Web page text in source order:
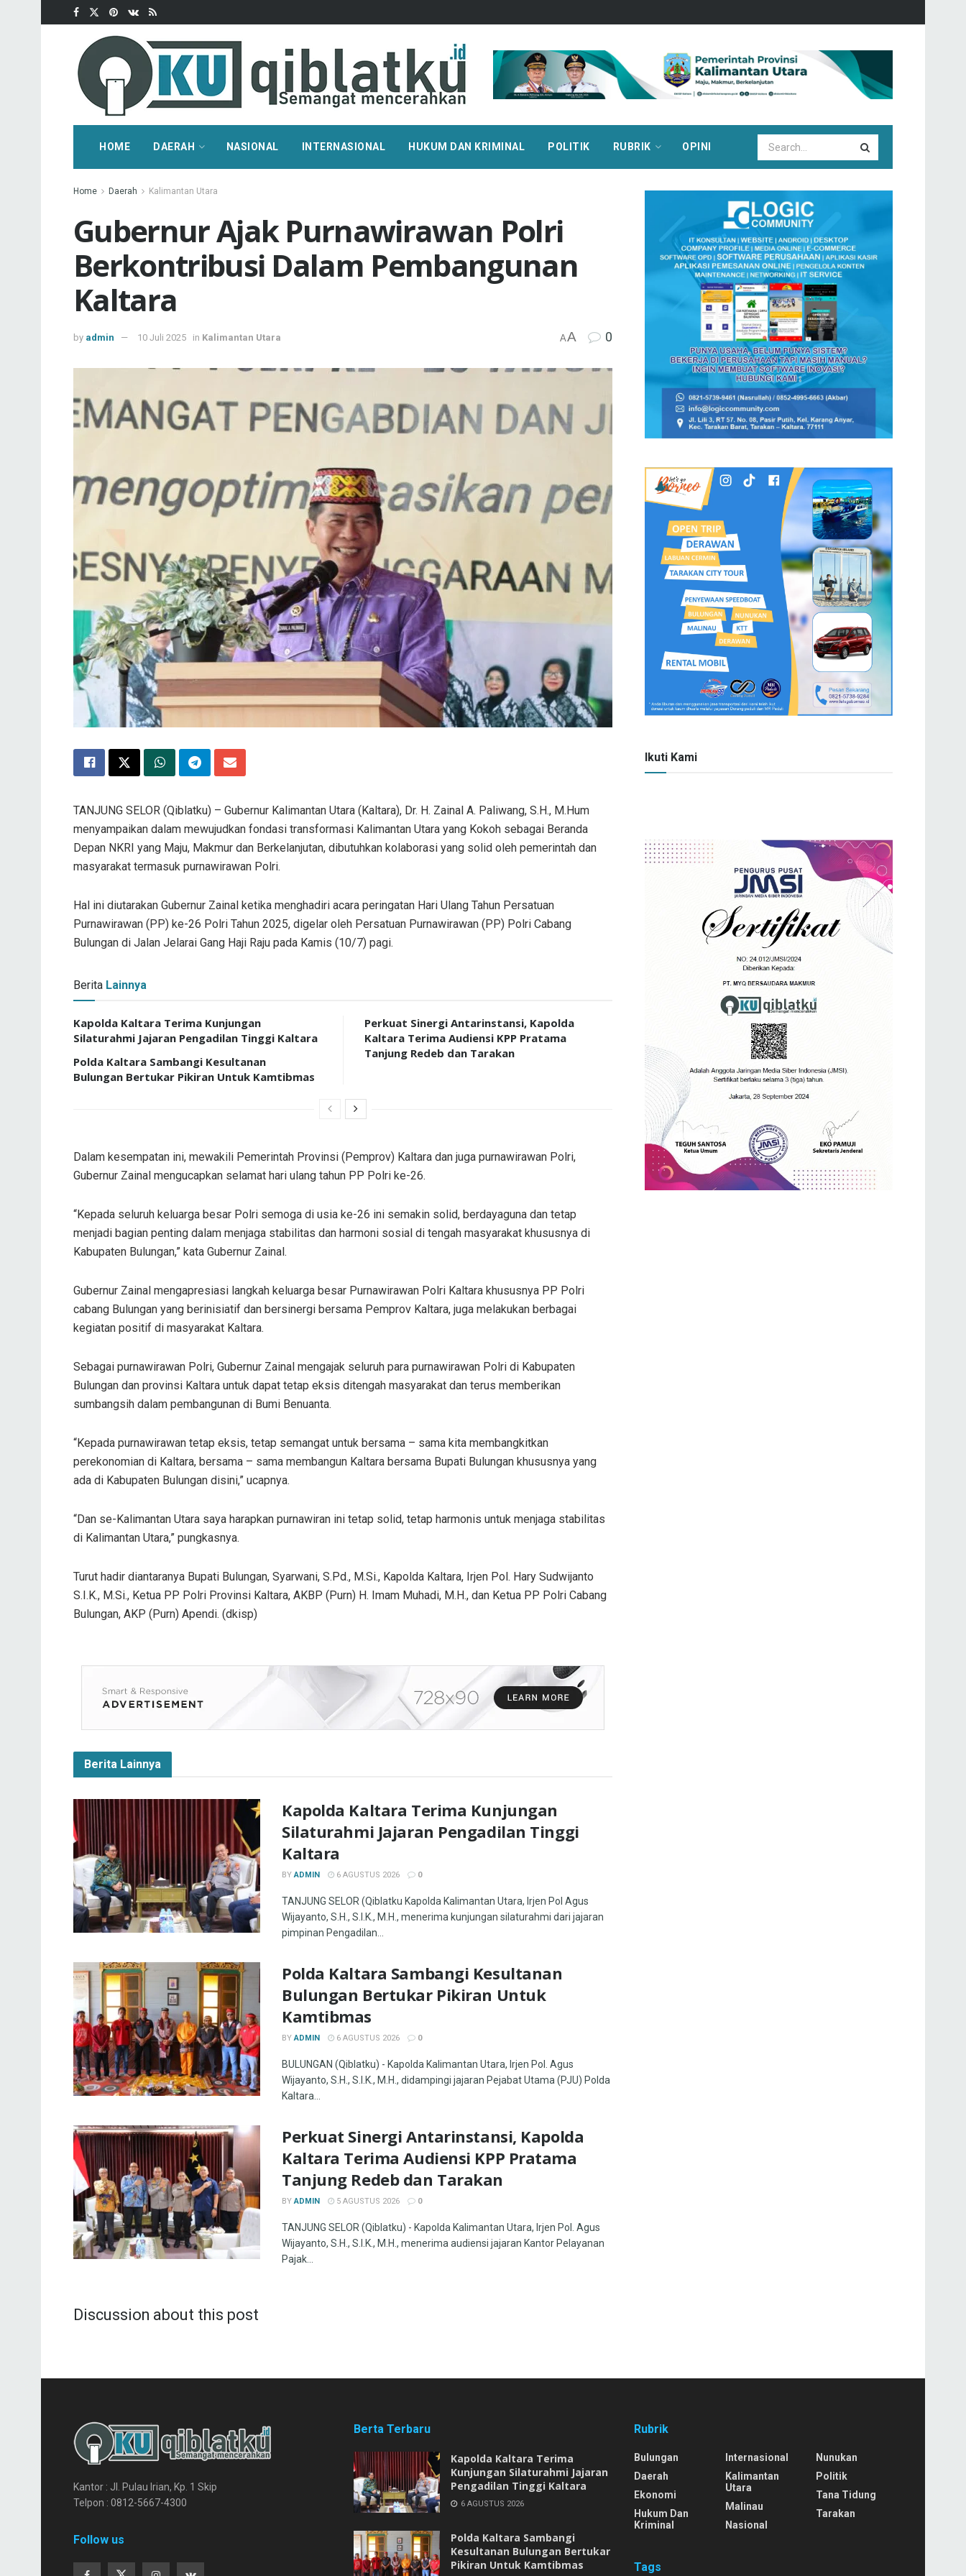
HOME DAERAH NASIONAL INTERNASIONAL HUKUM DAN KRIMINAL POLITIK RUBRIK OPINI
Home Daerah Kalimantan Utara
Gubernur Ajak Purnawirawan Polri
Berkontribusi Dalam Pembangunan
Kaltara
by admin 10 Juli 2025 in Kalimantan Utara AA 0
TANJUNG SELOR (Qiblatku) – Gubernur Kalimantan Utara (Kaltara), Dr. H. Zainal A. Paliwang, S.H., M.Hum
menyampaikan dalam mewujudkan fondasi transformasi Kalimantan Utara yang Kokoh sebagai Beranda
Depan NKRI yang Maju, Makmur dan Berkelanjutan, dibutuhkan kolaborasi yang solid oleh pemerintah dan
masyarakat termasuk purnawirawan Polri.
Hal ini diutarakan Gubernur Zainal ketika menghadiri acara peringatan Hari Ulang Tahun Persatuan
Purnawirawan (PP) ke-26 Polri Tahun 2025, digelar oleh Persatuan Purnawirawan (PP) Polri Cabang
Bulungan di Jalan Jelarai Gang Haji Raju pada Kamis (10/7) pagi.
Berita Lainnya
Kapolda Kaltara Terima Kunjungan
Silaturahmi Jajaran Pengadilan Tinggi Kaltara
Polda Kaltara Sambangi Kesultanan
Bulungan Bertukar Pikiran Untuk Kamtibmas
Perkuat Sinergi Antarinstansi, Kapolda
Kaltara Terima Audiensi KPP Pratama
Tanjung Redeb dan Tarakan
Dalam kesempatan ini, mewakili Pemerintah Provinsi (Pemprov) Kaltara dan juga purnawirawan Polri,
Gubernur Zainal mengucapkan selamat hari ulang tahun PP Polri ke-26.
“Kepada seluruh keluarga besar Polri semoga di usia ke-26 ini semakin solid, berdayaguna dan tetap
menjadi bagian penting dalam menjaga stabilitas dan harmoni sosial di tengah masyarakat khususnya di
Kabupaten Bulungan,” kata Gubernur Zainal.
Gubernur Zainal mengapresiasi langkah keluarga besar Purnawirawan Polri Kaltara khususnya PP Polri
cabang Bulungan yang berinisiatif dan bersinergi bersama Pemprov Kaltara, juga melakukan berbagai
kegiatan positif di masyarakat Kaltara.
Sebagai purnawirawan Polri, Gubernur Zainal mengajak seluruh para purnawirawan Polri di Kabupaten
Bulungan dan provinsi Kaltara untuk dapat tetap eksis ditengah masyarakat dan terus memberikan
sumbangsih dalam pembangunan di Bumi Benuanta.
“Kepada purnawirawan tetap eksis, tetap semangat untuk bersama – sama kita membangkitkan
perekonomian di Kaltara, bersama – sama membangun Kaltara bersama Bupati Bulungan khususnya yang
ada di Kabupaten Bulungan disini,” ucapnya.
“Dan se-Kalimantan Utara saya harapkan purnawiran ini tetap solid, tetap harmonis untuk menjaga stabilitas
di Kalimantan Utara,” pungkasnya.
Turut hadir diantaranya Bupati Bulungan, Syarwani, S.Pd., M.Si., Kapolda Kaltara, Irjen Pol. Hary Sudwijanto
S.I.K., M.Si., Ketua PP Polri Provinsi Kaltara, AKBP (Purn) H. Imam Muhadi, M.H., dan Ketua PP Polri Cabang
Bulungan, AKP (Purn) Apendi. (dkisp)
Berita Lainnya
Kapolda Kaltara Terima Kunjungan
Silaturahmi Jajaran Pengadilan Tinggi
Kaltara
BY ADMIN 6 AGUSTUS 2026 0
TANJUNG SELOR (Qiblatku Kapolda Kalimantan Utara, Irjen Pol Agus
Wijayanto, S.H., S.I.K., M.H., menerima kunjungan silaturahmi dari jajaran
pimpinan Pengadilan...
Polda Kaltara Sambangi Kesultanan
Bulungan Bertukar Pikiran Untuk
Kamtibmas
BY ADMIN 6 AGUSTUS 2026 0
BULUNGAN (Qiblatku) - Kapolda Kalimantan Utara, Irjen Pol. Agus
Wijayanto, S.H., S.I.K., M.H., didampingi jajaran Pejabat Utama (PJU) Polda
Kaltara...
Perkuat Sinergi Antarinstansi, Kapolda
Kaltara Terima Audiensi KPP Pratama
Tanjung Redeb dan Tarakan
BY ADMIN 5 AGUSTUS 2026 0
TANJUNG SELOR (Qiblatku) - Kapolda Kalimantan Utara, Irjen Pol. Agus
Wijayanto, S.H., S.I.K., M.H., menerima audiensi jajaran Kantor Pelayanan
Pajak...
Discussion about this post
Ikuti Kami
Kantor : Jl. Pulau Irian, Kp. 1 Skip
Telpon : 0812-5667-4300
Follow us
Berta Terbaru
Kapolda Kaltara Terima
Kunjungan Silaturahmi Jajaran
Pengadilan Tinggi Kaltara
6 AGUSTUS 2026
Polda Kaltara Sambangi
Kesultanan Bulungan Bertukar
Pikiran Untuk Kamtibmas
Rubrik
Bulungan
Daerah
Ekonomi
Hukum Dan
Kriminal
Internasional
Kalimantan
Utara
Malinau
Nasional
Nunukan
Politik
Tana Tidung
Tarakan
Tags